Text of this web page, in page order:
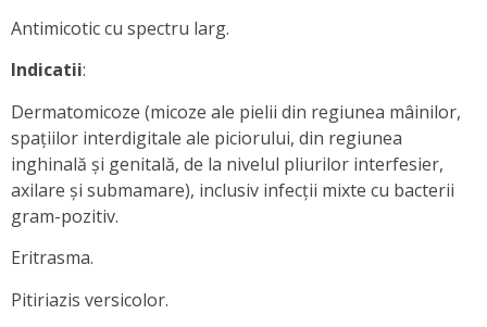
Antimicotic cu spectru larg.
Indicatii:
Dermatomicoze (micoze ale pielii din regiunea mâinilor,
spaţiilor interdigitale ale piciorului, din regiunea
inghinală şi genitală, de la nivelul pliurilor interfesier,
axilare şi submamare), inclusiv infecţii mixte cu bacterii
gram-pozitiv.
Eritrasma.
Pitiriazis versicolor.